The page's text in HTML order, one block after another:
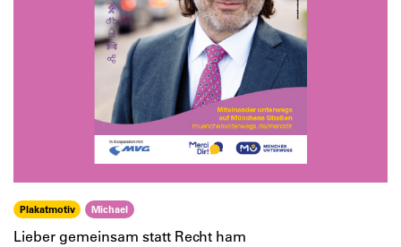
Plakatmotiv Michael
Lieber gemeinsam statt Recht ham